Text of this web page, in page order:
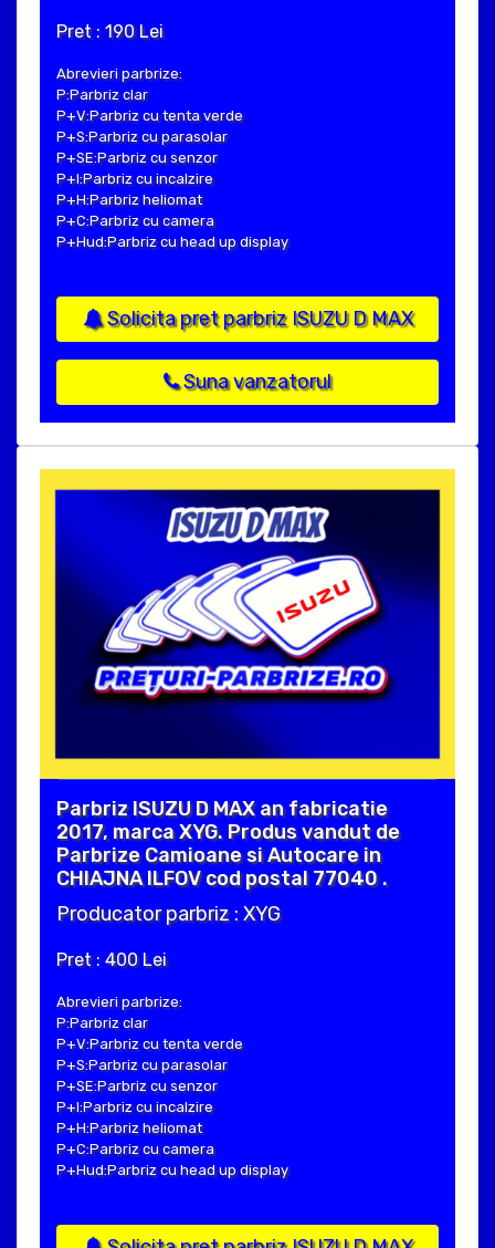
Pret : 190 Lei
Abrevieri parbrize:
P:Parbriz clar
P+V:Parbriz cu tenta verde
P+S:Parbriz cu parasolar
P+SE:Parbriz cu senzor
P+I:Parbriz cu incalzire
P+H:Parbriz heliomat
P+C:Parbriz cu camera
P+Hud:Parbriz cu head up display
Solicita pret parbriz ISUZU D MAX
Suna vanzatorul
Parbriz ISUZU D MAX an fabricatie
2017, marca XYG. Produs vandut de
Parbrize Camioane si Autocare in
CHIAJNA ILFOV cod postal 77040 .
Producator parbriz : XYG
Pret : 400 Lei
Abrevieri parbrize:
P:Parbriz clar
P+V:Parbriz cu tenta verde
P+S:Parbriz cu parasolar
P+SE:Parbriz cu senzor
P+I:Parbriz cu incalzire
P+H:Parbriz heliomat
P+C:Parbriz cu camera
P+Hud:Parbriz cu head up display